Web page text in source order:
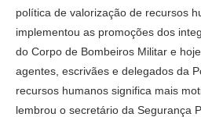
política de valorização de recursos
implementou as promoções dos
do Corpo de Bombeiros Militar e
agentes, escrivães e delegados da
recursos humanos significa mais
lembrou o secretário da Segurança